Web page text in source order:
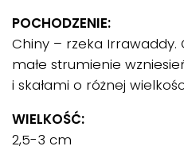
POCHODZENIE:
Chiny – rzeka
małe strumienie
i skałami o różnej
WIELKOŚĆ:
2,5-3 cm